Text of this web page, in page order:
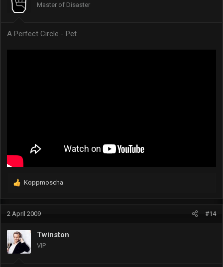
Master of Disaster
A Perfect Circle - Pet
R
a
k
i
o
n
Koppmoscha
2 April 2009 #14
Twinston
VIP